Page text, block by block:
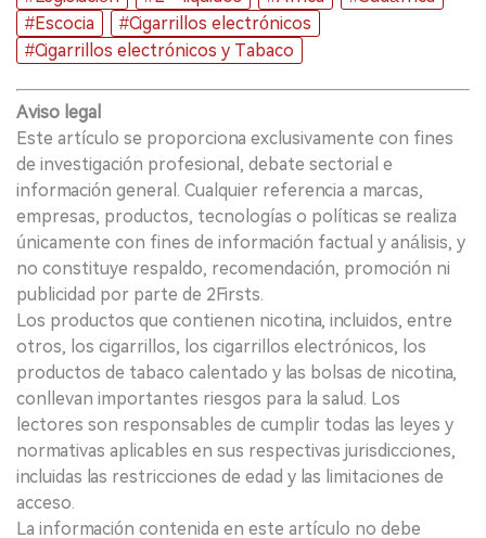
#Escocia
#Cigarrillos electrónicos
#Cigarrillos electrónicos y Tabaco
Aviso legal
Este artículo se proporciona exclusivamente con fines
de investigación profesional, debate sectorial e
información general. Cualquier referencia a marcas,
empresas, productos, tecnologías o políticas se realiza
únicamente con fines de información factual y análisis, y
no constituye respaldo, recomendación, promoción ni
publicidad por parte de 2Firsts.
Los productos que contienen nicotina, incluidos, entre
otros, los cigarrillos, los cigarrillos electrónicos, los
productos de tabaco calentado y las bolsas de nicotina,
conllevan importantes riesgos para la salud. Los
lectores son responsables de cumplir todas las leyes y
normativas aplicables en sus respectivas jurisdicciones,
incluidas las restricciones de edad y las limitaciones de
acceso.
La información contenida en este artículo no debe